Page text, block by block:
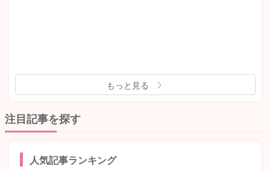
もっと見る
注目記事を探す
人気記事ランキング